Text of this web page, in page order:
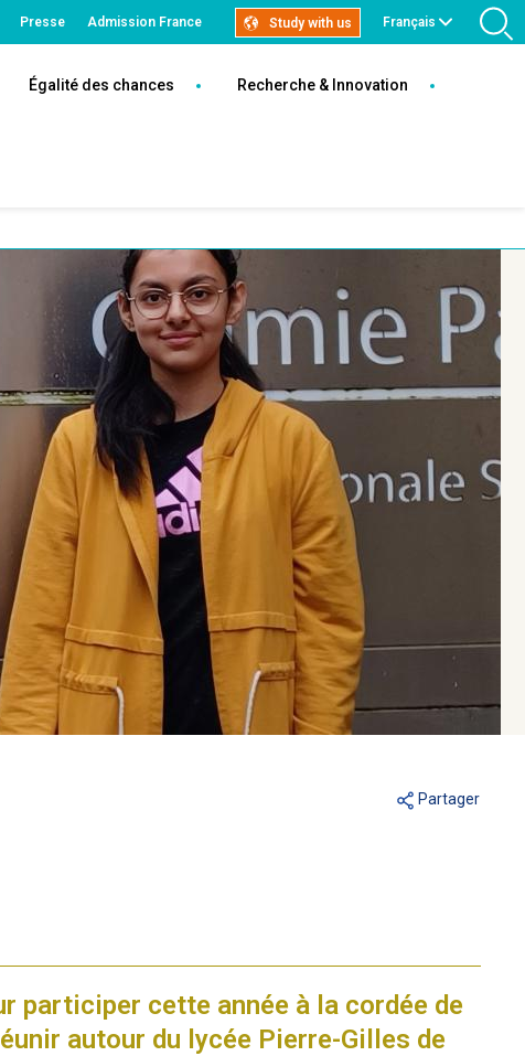
Presse Admission France Study with us Français
Égalité des chances Recherche & Innovation
Partager
participer cette année à la cordée de
autour du lycée Pierre-Gilles de